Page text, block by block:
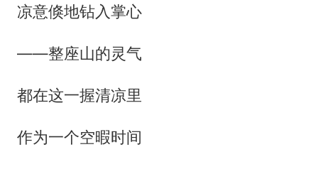
凉意倏地钻入掌心
——整座山的灵气
都在这一握清凉里
作为一个空暇时间